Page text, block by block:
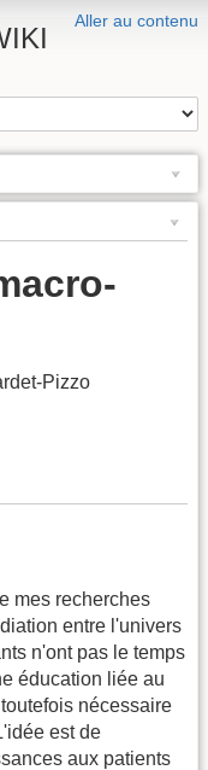
Aller au contenu
Pizzo
mes recherches
entre l'univers
n'ont pas le temps
éducation liée au
nécessaire
est de
aux patients